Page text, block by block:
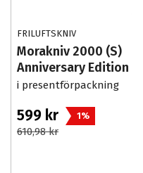
FRILUFTSKNIV
Morakniv 2000 (S)
Anniversary Edition
Black
i presentförpackning
599 kr 1%
610,98 kr